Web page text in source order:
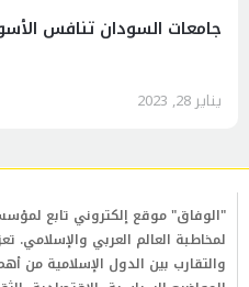
جامعات السودان تنافس
يناير 28, 2023
"الوفاق" موقع إلكتروني تابع
لمخاطبة العالم العربي والإسلامي.
والتقارب بين الدول الإسلامية من